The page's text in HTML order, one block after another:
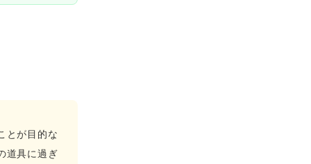
とが目的な
道具に過ぎ